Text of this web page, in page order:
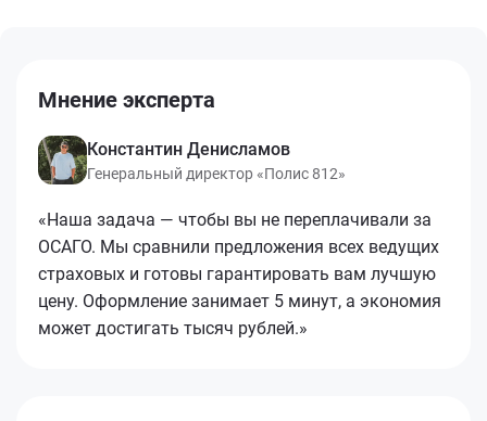
Мнение эксперта
Константин Денисламов
Генеральный директор «Полис 812»
«Наша задача — чтобы вы не переплачивали за
ОСАГО. Мы сравнили предложения всех ведущих
страховых и готовы гарантировать вам лучшую
цену. Оформление занимает 5 минут, а экономия
может достигать тысяч рублей.»